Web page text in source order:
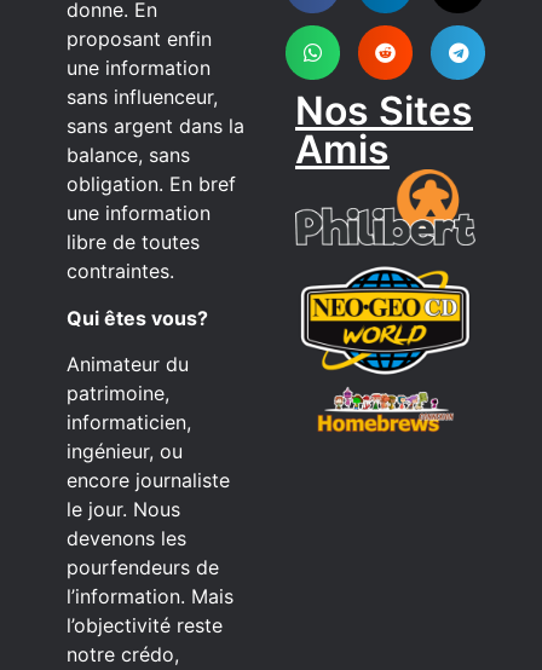
donne. En
proposant enfin
une information
sans influenceur,
sans argent dans la
balance, sans
obligation. En bref
une information
libre de toutes
contraintes.
Qui êtes vous?
Animateur du
patrimoine,
informaticien,
ingénieur, ou
encore journaliste
le jour. Nous
devenons les
pourfendeurs de
l’information. Mais
l’objectivité reste
notre crédo,
Nos Sites
Amis